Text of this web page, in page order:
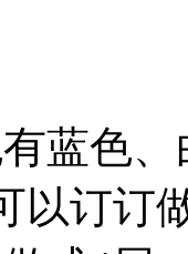
蓝色
以订订